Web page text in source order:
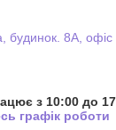
будинок. 8А, офіс
з 10:00 до
графік роботи